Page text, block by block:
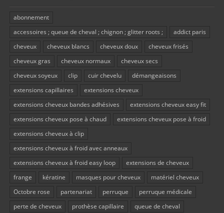
abonnement
accessoires ; queue de cheval ; chignon ; glitter roots ;
addict paris
cheveux
cheveux blancs cheveux doux
cheveux frisés
cheveux gras
cheveux normaux
cheveux secs
cheveux soyeux
clip cuir chevelu
démangeaisons
extensions capillaires
extensions cheveux
extensions cheveux bandes adhésives
extensions cheveux easy fit
extensions cheveux pose à chaud
extensions cheveux pose à froid
extensions cheveux à clip
extensions cheveux à froid avec anneaux
extensions cheveux à froid easy loop
extensions de cheveux
frange
kératine masques pour cheveux
matériel cheveux
Octobre rose
partenariat perruque
perruque médicale
perte de cheveux
prothèse capillaire queue de cheval